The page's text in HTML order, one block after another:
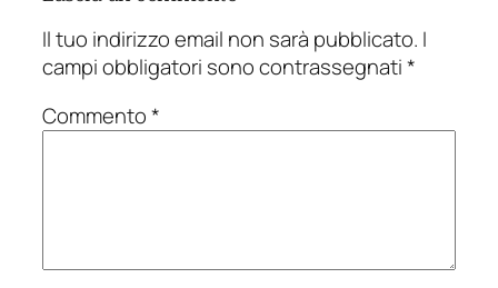
Il tuo indirizzo email non sarà pubblicato. I
campi obbligatori sono contrassegnati*
Commento*